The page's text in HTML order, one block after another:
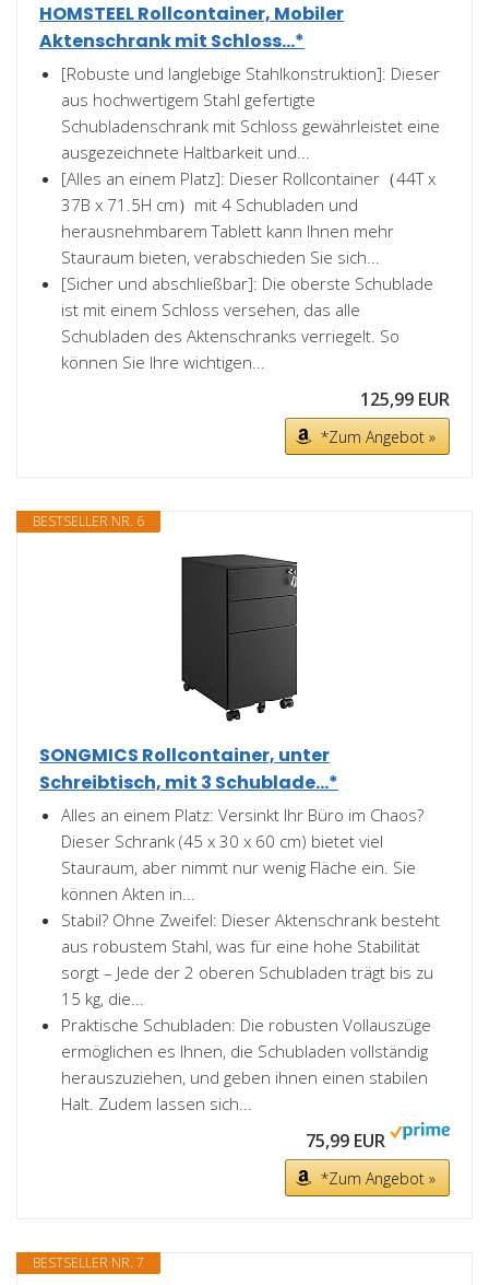
HOMSTEEL Rollcontainer, Mobiler
Aktenschrank mit Schloss...*
[Robuste und langlebige Stahlkonstruktion]: Dieser
aus hochwertigem Stahl gefertigte
Schubladenschrank mit Schloss gewährleistet eine
ausgezeichnete Haltbarkeit und...
[Alles an einem Platz]: Dieser Rollcontainer（44T x
37B x 71.5H cm）mit 4 Schubladen und
herausnehmbarem Tablett kann Ihnen mehr
Stauraum bieten, verabschieden Sie sich...
[Sicher und abschließbar]: Die oberste Schublade
ist mit einem Schloss versehen, das alle
Schubladen des Aktenschranks verriegelt. So
können Sie Ihre wichtigen...
125,99 EUR
*Zum Angebot »
BESTSELLER NR. 6
SONGMICS Rollcontainer, unter
Schreibtisch, mit 3 Schublade...*
Alles an einem Platz: Versinkt Ihr Büro im Chaos?
Dieser Schrank (45 x 30 x 60 cm) bietet viel
Stauraum, aber nimmt nur wenig Fläche ein. Sie
können Akten in...
Stabil? Ohne Zweifel: Dieser Aktenschrank besteht
aus robustem Stahl, was für eine hohe Stabilität
sorgt – Jede der 2 oberen Schubladen trägt bis zu
15 kg, die...
Praktische Schubladen: Die robusten Vollauszüge
ermöglichen es Ihnen, die Schubladen vollständig
herauszuziehen, und geben ihnen einen stabilen
Halt. Zudem lassen sich...
75,99 EUR
*Zum Angebot »
BESTSELLER NR. 7